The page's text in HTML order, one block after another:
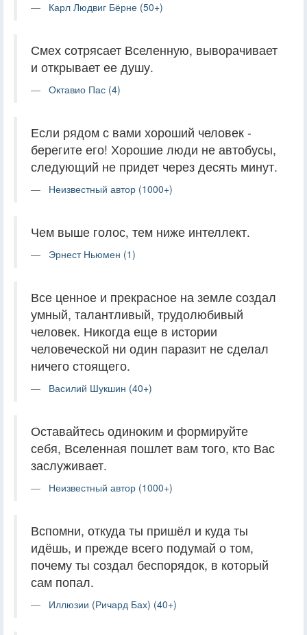
Карл Людвиг Бёрне (50+)
Смех сотрясает Вселенную, выворачивает
и открывает ее душу.
Октавио Пас (4)
Если рядом с вами хороший человек -
берегите его! Хорошие люди не автобусы,
следующий не придет через десять минут.
Неизвестный автор (1000+)
Чем выше голос, тем ниже интеллект.
Эрнест Ньюмен (1)
Все ценное и прекрасное на земле создал
умный, талантливый, трудолюбивый
человек. Никогда еще в истории
человеческой ни один паразит не сделал
ничего стоящего.
Василий Шукшин (40+)
Оставайтесь одиноким и формируйте
себя, Вселенная пошлет вам того, кто Вас
заслуживает.
Неизвестный автор (1000+)
Вспомни, откуда ты пришёл и куда ты
идёшь, и прежде всего подумай о том,
почему ты создал беспорядок, в который
сам попал.
Иллюзии (Ричард Бах) (40+)